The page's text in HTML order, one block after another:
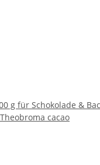
g für Schokolade &
cacao